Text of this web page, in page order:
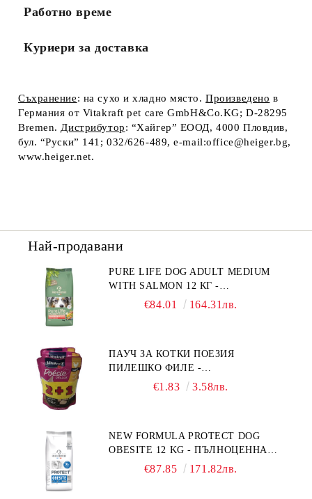
Работно време
Куриери за доставка
Съхранение: на сухо и хладно място.Произвeдено в
Германия от Vitakraft pet care GmbH&Co.KG; D-28295
Bremen. Дистрибутор: “Хайгер” ЕООД, 4000 Пловдив,
бул. “Руски” 141; 032/626-489, e-mail:office@heiger.bg,
www.heiger.net.
Най-продавани
PURE LIFE DOG ADULT MEDIUM
WITH SALMON 12 КГ -
ПЪЛНОЦЕННА ХРАНА ЗА
БЕЗ ЗЪРНО, БЕЗ ГЛУТЕН.
ПРОИЗВЕДЕНА ВЪВ ФРАНЦИЯ.
€84.01 164.31лв.
ПАУЧ ЗА КОТКИ ПОЕЗИЯ
ПИЛЕШКО ФИЛЕ -
ПРОМОКОМПЛЕКТ 3 БР.
€1.83 3.58лв.
NEW FORMULA PROTECT DOG
OBESITE 12 KG - ПЪЛНОЦЕННА
ДИЕТИЧНА ХРАНА ЗА КУЧЕТА
€87.85 171.82лв.